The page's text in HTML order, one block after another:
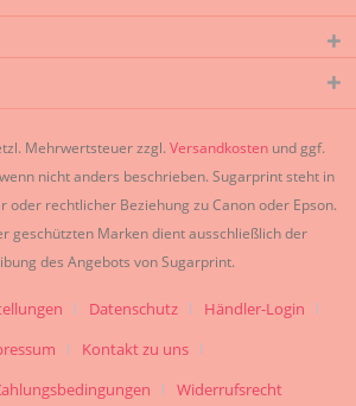
Mehrwertsteuer zzgl. Versandkosten und ggf.
nicht anders beschrieben. Sugarprint steht in
oder rechtlicher Beziehung zu Canon oder Epson.
geschützten Marken dient ausschließlich der
des Angebots von Sugarprint.
Datenschutz
Händler-Login
Kontakt zu uns
Widerrufsrecht